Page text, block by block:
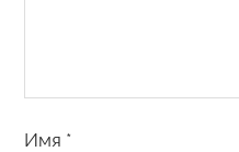
Имя *